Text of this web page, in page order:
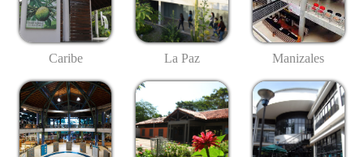
Caribe La Paz Manizales